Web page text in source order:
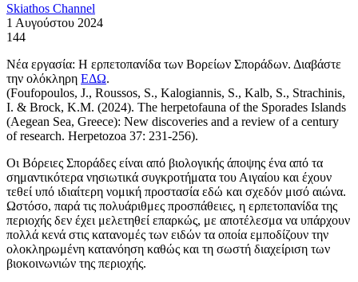
Skiathos Channel
1 Αυγούστου 2024
144
Νέα εργασία: Η ερπετοπανίδα των Βορείων Σποράδων. Διαβάστε
την ολόκληρη ΕΔΩ.
(Foufopoulos, J., Roussos, S., Kalogiannis, S., Kalb, S., Strachinis,
I. & Brock, K.M. (2024). The herpetofauna of the Sporades Islands
(Aegean Sea, Greece): New discoveries and a review of a century
of research. Herpetozoa 37: 231-256).
Οι Βόρειες Σποράδες είναι από βιολογικής άποψης ένα από τα
σημαντικότερα νησιωτικά συγκροτήματα του Αιγαίου και έχουν
τεθεί υπό ιδιαίτερη νομική προστασία εδώ και σχεδόν μισό αιώνα.
Ωστόσο, παρά τις πολυάριθμες προσπάθειες, η ερπετοπανίδα της
περιοχής δεν έχει μελετηθεί επαρκώς, με αποτέλεσμα να υπάρχουν
πολλά κενά στις κατανομές των ειδών τα οποία εμποδίζουν την
ολοκληρωμένη κατανόηση καθώς και τη σωστή διαχείριση των
βιοκοινωνιών της περιοχής.